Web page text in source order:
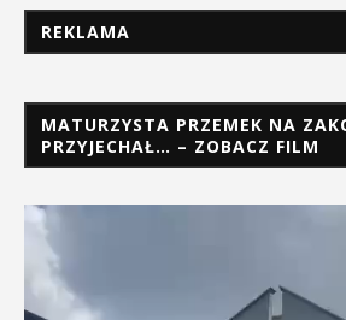
REKLAMA
MATURZYSTA PRZEMEK NA
PRZYJECHAŁ… – ZOBACZ FILM
Odtwarzacz